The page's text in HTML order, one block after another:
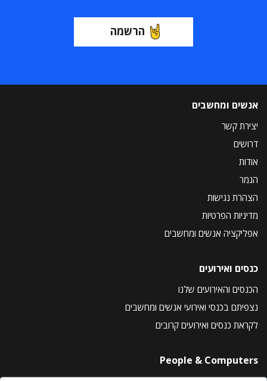
הרשמה
אנשים ומחשבים
יצירת קשר
דרושים
אודות
הנמר
הצהרת נגישות
מדיניות הפרטיות
אפליקציה אנשים ומחשבים
כנסים ואירועים
הכנסים והאירועים שלנו
נצפיתם בכנסי ואירועי אנשים ומחשבים
לקראת כנסים ואירועים קרובים
People & Computers